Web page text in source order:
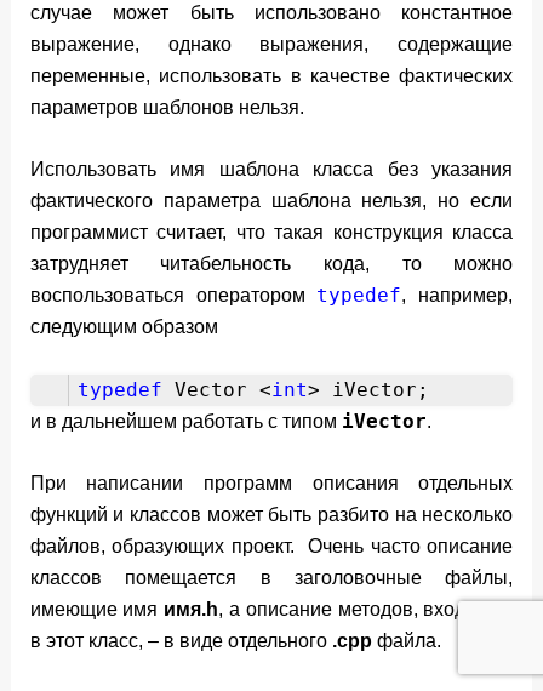
случае может быть использовано константное
выражение, однако выражения, содержащие
переменные, использовать в качестве фактических
параметров шаблонов нельзя.
Использовать имя шаблона класса без указания
фактического параметра шаблона нельзя, но если
программист считает, что такая конструкция класса
затрудняет читабельность кода, то можно
воспользоваться оператором typedef, например,
следующим образом
typedef Vector <int> iVector;
и в дальнейшем работать с типом iVector.
При написании программ описания отдельных
функций и классов может быть разбито на несколько
файлов, образующих проект. Очень часто описание
классов помещается в заголовочные файлы,
имеющие имя имя.h, а описание методов, входящих
в этот класс, – в виде отдельного .cppфайла.